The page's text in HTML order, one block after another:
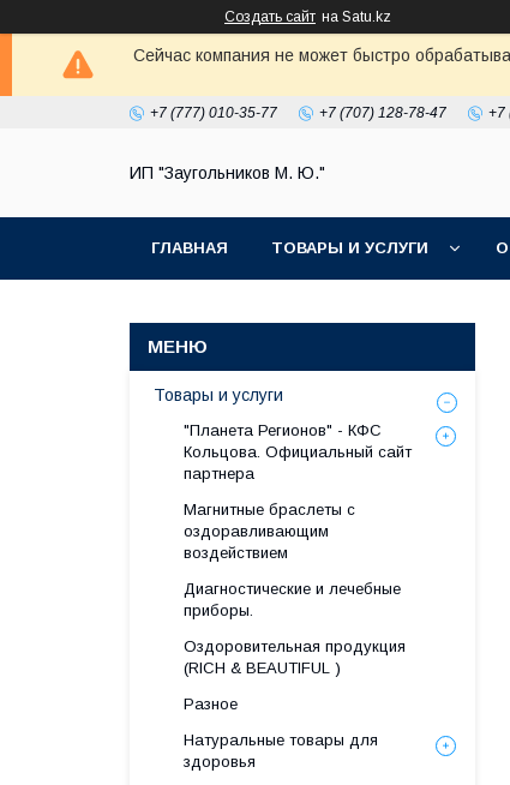
Создать сайт на Satu.kz
Сейчас компания не может быстро
+7 (777) 010-35-77 +7 (707) 128-78-47 +7
ИП "Заугольников М. Ю."
ГЛАВНАЯ ТОВАРЫ И УСЛУГИ
Товары и услуги
"Планета Регионов" - КФС
Кольцова. Официальный сайт
партнера
Магнитные браслеты с
оздоравливающим
воздействием
Диагностические и лечебные
приборы.
Оздоровительная продукция
(RICH & BEAUTIFUL )
Разное
Натуральные товары для
здоровья